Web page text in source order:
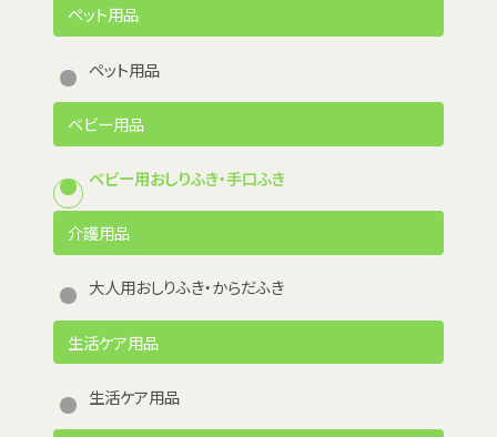
ペット用品
ペット用品
ベビー用品
ベビー用おしりふき・手口ふき
介護用品
大人用おしりふき・からだふき
生活ケア用品
生活ケア用品